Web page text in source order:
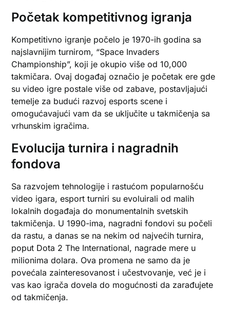
Početak kompetitivnog igranja
Kompetitivno igranje počelo je 1970-ih godina sa
najslavnijim turnirom, “Space Invaders
Championship”, koji je okupio više od 10,000
takmičara. Ovaj događaj označio je početak ere gde
su video igre postale više od zabave, postavljajući
temelje za budući razvoj esports scene i
omogućavajući vam da se uključite u takmičenja sa
vrhunskim igračima.
Evolucija turnira i nagradnih
fondova
Sa razvojem tehnologije i rastućom popularnošću
video igara, esport turniri su evoluirali od malih
lokalnih događaja do monumentalnih svetskih
takmičenja. U 1990-ima, nagradni fondovi su počeli
da rastu, a danas se na nekim od najvećih turnira,
poput Dota 2 The International, nagrade mere u
milionima dolara. Ova promena ne samo da je
povećala zainteresovanost i učestvovanje, već je i
vas kao igrača dovela do mogućnosti da zarađujete
od takmičenja.